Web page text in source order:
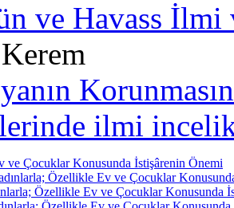
ve Havass İlmi
Kerem
ilmi
ve Çocuklar Konusunda İstişârenin Önemi
Özellikle Ev ve Çocuklar
Özellikle Ev ve Çocuklar Konusunda